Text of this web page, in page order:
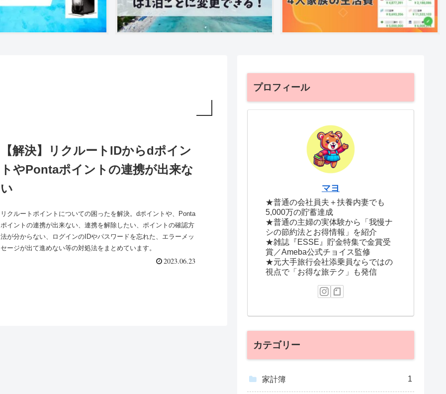
【解決】リクルートIDからdポイン
トやPontaポイントの連携が出来な
い
リクルートポイントについての困ったを解決。dポイントや、Ponta
ポイントの連携が出来ない、連携を解除したい、ポイントの確認方
法が分からない、ログインのIDやパスワードを忘れた、エラーメッ
セージが出て進めない等の対処法をまとめています。
2023.06.23
プロフィール
マヨ
★普通の会社員夫＋扶養内妻でも
5,000万の貯蓄達成
★普通の主婦の実体験から「我慢ナ
シの節約法とお得情報」を紹介
★雑誌『ESSE』貯金特集で金賞受
賞／Ameba公式チョイス監修
★元大手旅行会社添乗員ならではの
視点で「お得な旅テク」も発信
カテゴリー
家計簿 1